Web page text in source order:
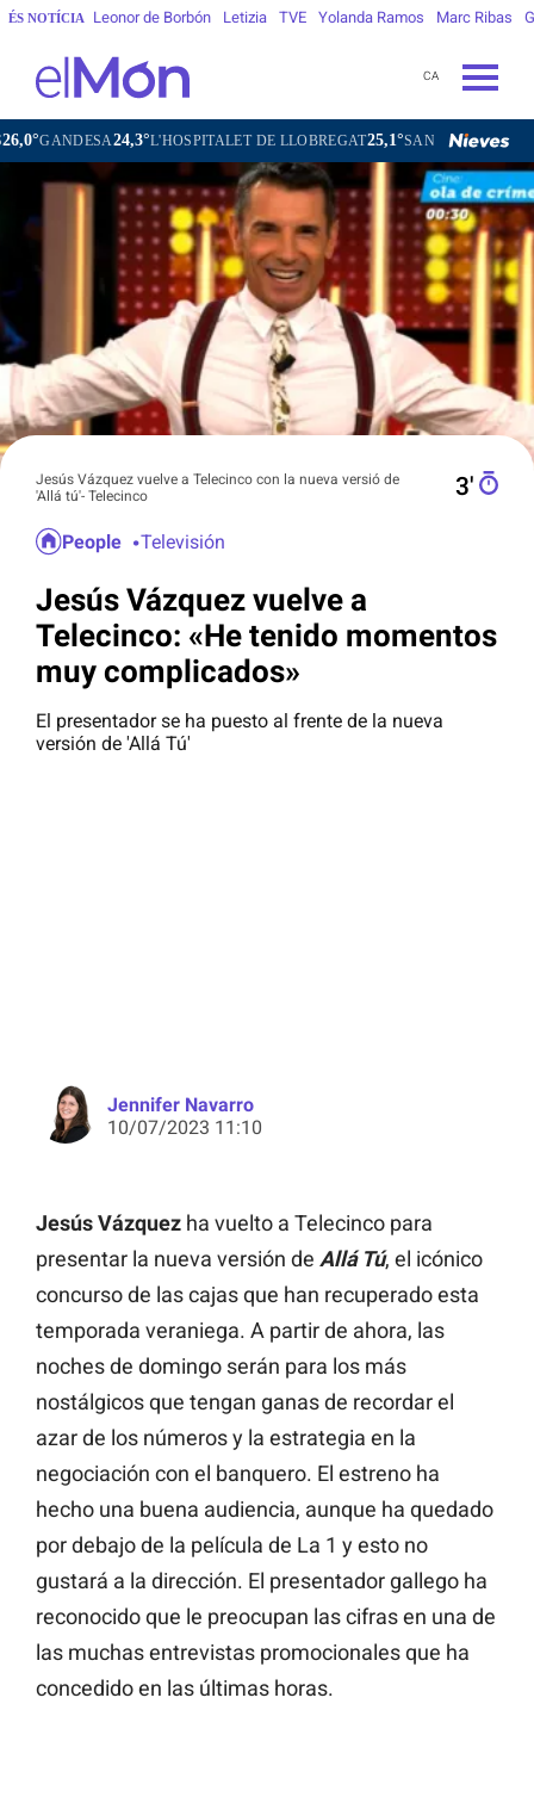
ÉS NOTÍCIA Leonor de Borbón Letizia TVE Yolanda Ramos Marc Ribas
CA
24,3°L'HOSPITALET DE LLOBREGAT25,1°SANT CARLES DE LA RÀPITA
Jesús Vázquez vuelve a Telecinco con la nueva versió de
'Allá tú'- Telecinco
3′
People Televisión
Jesús Vázquez vuelve a
Telecinco: «He tenido momentos
muy complicados»
El presentador se ha puesto al frente de la nueva
versión de 'Allá Tú'
Jennifer Navarro
10/07/2023 11:10
Jesús Vázquez ha vuelto a Telecinco para
presentar la nueva versión de Allá Tú, el icónico
concurso de las cajas que han recuperado esta
temporada veraniega. A partir de ahora, las
noches de domingo serán para los más
nostálgicos que tengan ganas de recordar el
azar de los números y la estrategia en la
negociación con el banquero. El estreno ha
hecho una buena audiencia, aunque ha quedado
por debajo de la película de La 1 y esto no
gustará a la dirección. El presentador gallego ha
reconocido que le preocupan las cifras en una de
las muchas entrevistas promocionales que ha
concedido en las últimas horas.